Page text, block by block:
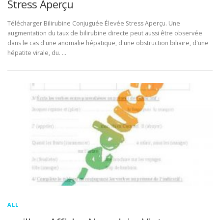
Stress Aperçu
Télécharger Bilirubine Conjuguée Élevée Stress Aperçu. Une
augmentation du taux de bilirubine directe peut aussi être observée
dans le cas d'une anomalie hépatique, d'une obstruction biliaire, d'une
hépatite virale, du. …
ALL